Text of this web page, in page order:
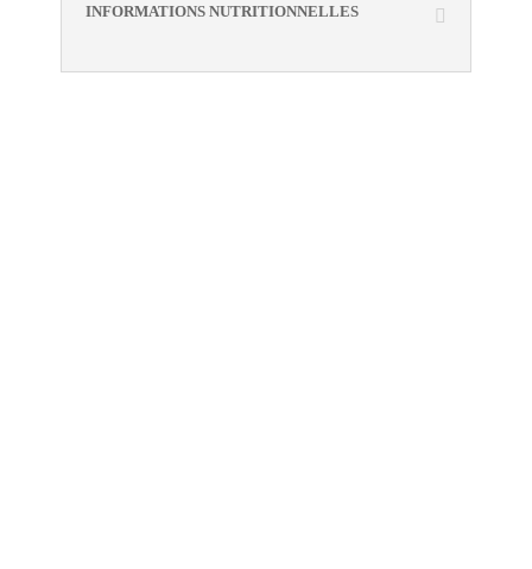
INFORMATIONS NUTRITIONNELLES